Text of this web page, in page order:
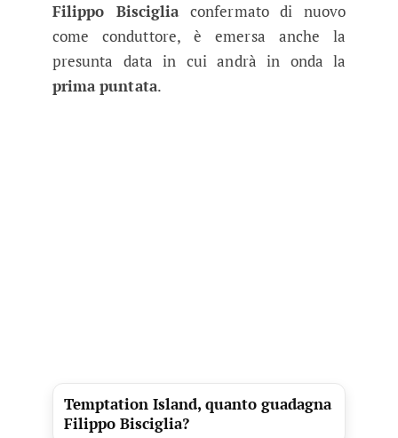
Filippo Biscigliaconfermato di nuovo
come conduttore, è emersa anche la
presunta data in cui andrà in onda la
prima puntata.
Temptation Island, quanto guadagna
Filippo Bisciglia?